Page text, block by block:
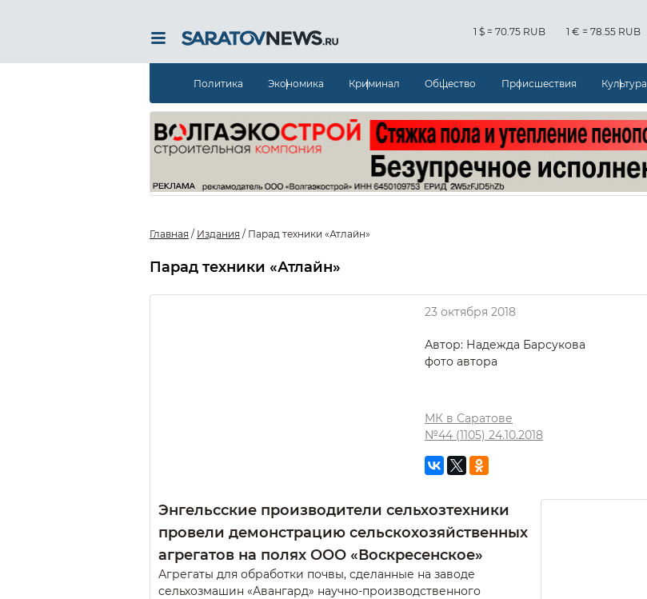
1 $ = 70.75 RUB 1 € = 78.55 RUB
Политика Экономика Криминал Общество Происшествия Культура
Главная / Издания / Парад техники «Атлайн»
Парад техники «Атлайн»
23 октября 2018
Автор: Надежда Барсукова
фото автора
МК в Саратове
№44 (1105) 24.10.2018
Энгельсские производители сельхозтехники
провели демонстрацию сельскохозяйственных
агрегатов на полях ООО «Воскресенское»
Агрегаты для обработки почвы, сделанные на заводе
сельхозмашин «Авангард» научно-производственного